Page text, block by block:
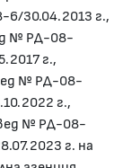
6/30.04.2013 г.,
№ РД-08-
г.,
№ РД-08-
г.,
№ РД-08-
г. на